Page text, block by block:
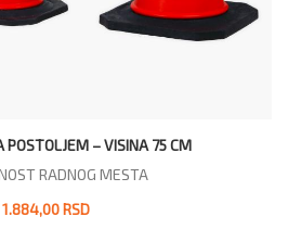
POSTOLJEM – VISINA 75 CM
RADNOG MESTA
1.884,00 RSD